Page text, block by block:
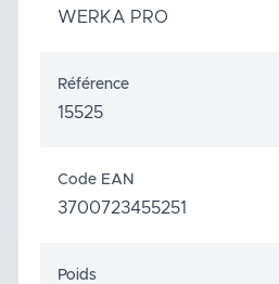
WERKA PRO
Référence
15525
Code EAN
3700723455251
Poids